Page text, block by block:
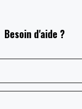
Besoin d'aide ?